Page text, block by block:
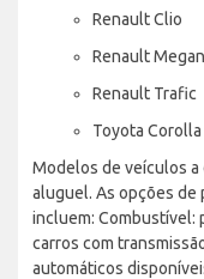
Renault Clio
Renault
Renault Trafic
Toyota Corolla
Modelos de veículos a
aluguel. As opções
incluem: Combustível:
carros com
automáticos